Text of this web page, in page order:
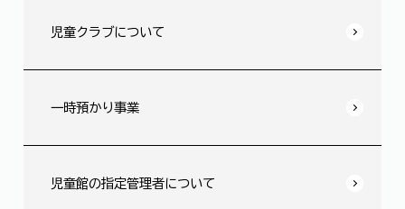
児童クラブについて
一時預かり事業
児童館の指定管理者について